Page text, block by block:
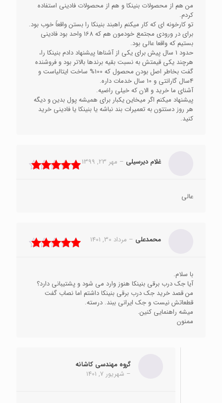
من هم از محصولات بنینکا و هم از محصولات فادینی استفاده
کردم.
تو کارخونه ای که کار میکنم راهبند بنینکا را بستن واقعاً خوب بود.
برای در ورودی مجتمع خودمون هم که 168 واحد بود فادینی
بستیم که واقعا عالی بود.
حدود 1 سال پیش برای یکی از آشناها پیشنهاد دادم بنینکا را،
هرچند یکی قیمتش به نسبت بقیه برندها بالاتر بود و فروشنده
گفت بخاطر اصل بودن محصول که 100% ساخت ایتالیاست و
4سال گارانتی و 10 سال خدمات داره.
آشنای ما خرید و الان که خیلی راضیه.
پیشنهاد میکنم اگر میخاین یکبار برای همیشه پول بدین و دیگه
هر روز دستتون به تعمیرات بند نباشه یا بنینکا یا فادینی خرید
کنید.
غلام دیرسیلی – مهر 23, 1399
عالی
محمدعلی – مرداد 30, 1401
با سلام.
آیا جک درب برقی بنینکا هنوز وارد می شود و پشتیبانی دارد؟
من قصد خرید جک درب برقی بنینکا داشتم اما نصاب گفت
قطعاتش نیست و جک ایرانی ببند. درسته.
میشه راهنمایی کنین.
ممنون
گروه مهندسی کاشانه
– شهریور 7, 1401